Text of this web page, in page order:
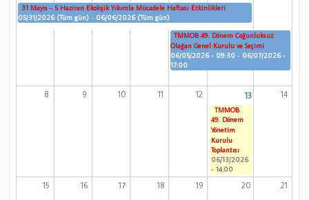
31 Mayıs - 5 Haziran Ekolojik Yıkımla Mücadele Haftası Etkinlikleri
05/31/2026 (Tüm gün) - 06/06/2026 (Tüm gün)
TMMOB 49. Dönem Çoğunluksuz
Olağan Genel Kurulu ve Seçimi
06/05/2026 - 09:30 - 06/07/2026 -
17:00
8 9 10 11 12 13 14
TMMOB
49. Dönem
Yönetim
Kurulu
Toplantısı
06/13/2026
- 14:00
15 16 17 18 19 20 21